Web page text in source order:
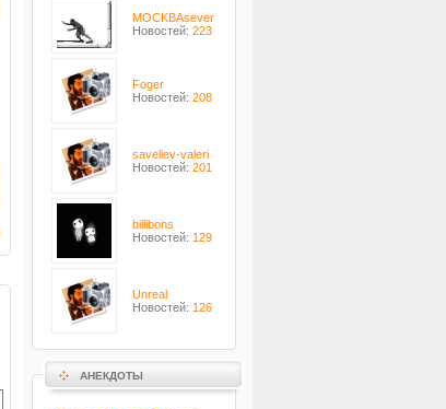
MOCKBAsever
Новостей: 223
Foger
Новостей: 208
saveliev-valeri
Новостей: 201
billibons
Новостей: 129
Unreal
Новостей: 126
АНЕКДОТЫ